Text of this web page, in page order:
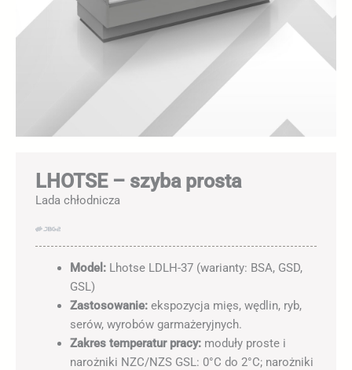
LHOTSE – szyba prosta
Lada chłodnicza
Model:Lhotse LDLH-37 (warianty: BSA, GSD,
GSL)
Zastosowanie:ekspozycja mięs, wędlin, ryb,
serów, wyrobów garmażeryjnych.
Zakres temperatur pracy:moduły proste i
narożniki NZC/NZS GSL: 0°C do 2°C; narożniki